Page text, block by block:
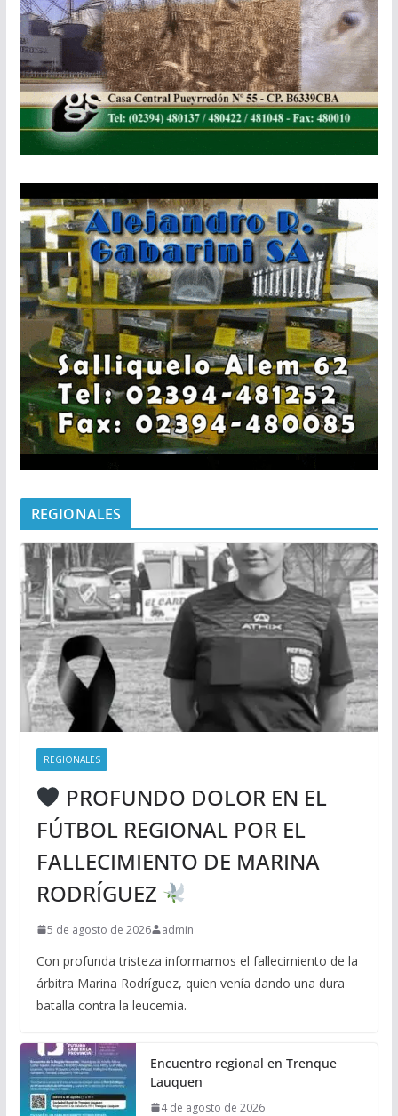
REGIONALES
REGIONALES
PROFUNDO DOLOR EN EL
FÚTBOL REGIONAL POR EL
FALLECIMIENTO DE MARINA
RODRÍGUEZ
5 de agosto de 2026 admin
Con profunda tristeza informamos el fallecimiento de la
árbitra Marina Rodríguez, quien venía dando una dura
batalla contra la leucemia.
Encuentro regional en Trenque
Lauquen
4 de agosto de 2026